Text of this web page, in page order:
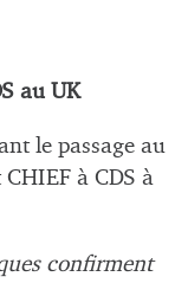
au UK
le passage au
à CDS à
confirment